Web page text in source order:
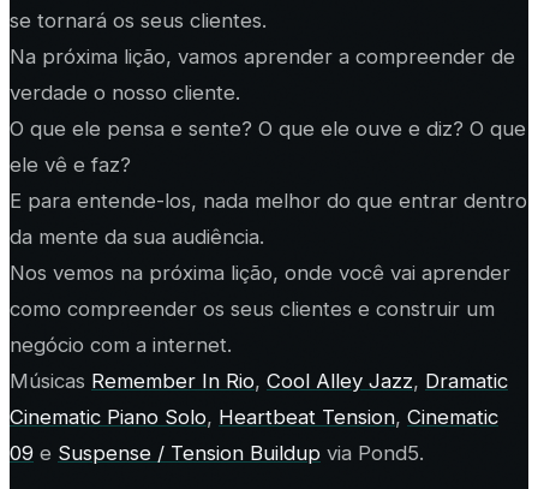
se tornará os seus clientes.
Na próxima lição, vamos aprender a compreender de
verdade o nosso cliente.
O que ele pensa e sente? O que ele ouve e diz? O que
ele vê e faz?
E para entende-los, nada melhor do que entrar dentro
da mente da sua audiência.
Nos vemos na próxima lição, onde você vai aprender
como compreender os seus clientes e construir um
negócio com a internet.
Músicas Remember In Rio, Cool Alley Jazz, Dramatic
Cinematic Piano Solo, Heartbeat Tension, Cinematic
09 e Suspense / Tension Buildup via Pond5.